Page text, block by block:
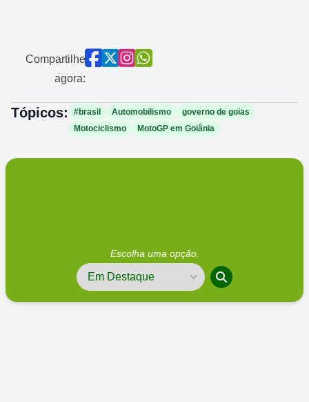
Compartilhe
agora:
Tópicos: #brasil Automobilismo
governo de goias
Motociclismo
MotoGP em Goiânia
Escolha uma opção.